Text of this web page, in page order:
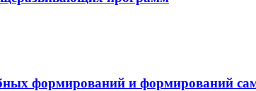
формирований и формирований